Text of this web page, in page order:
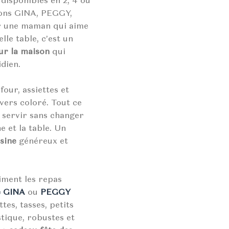
GINA, PEGGY,
une maman qui aime
table, c’est un
la maison qui
assiettes et
coloré. Tout ce
sans changer
et la table. Un
généreux et
les repas
GINA ou PEGGY
tasses, petits
robustes et